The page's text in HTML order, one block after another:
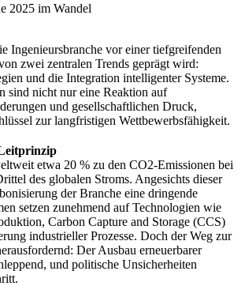
2025 im Wandel
Ingenieursbranche vor einer tiefgreifenden
zwei zentralen Trends geprägt wird:
und die Integration intelligenter Systeme.
sind nicht nur eine Reaktion auf
und gesellschaftlichen Druck,
zur langfristigen Wettbewerbsfähigkeit.
etwa 20 % zu den CO2-Emissionen bei
des globalen Stroms. Angesichts dieser
der Branche eine dringende
setzen zunehmend auf Technologien wie
Carbon Capture and Storage (CCS)
industrieller Prozesse. Doch der Weg zur
Der Ausbau erneuerbarer
und politische Unsicherheiten